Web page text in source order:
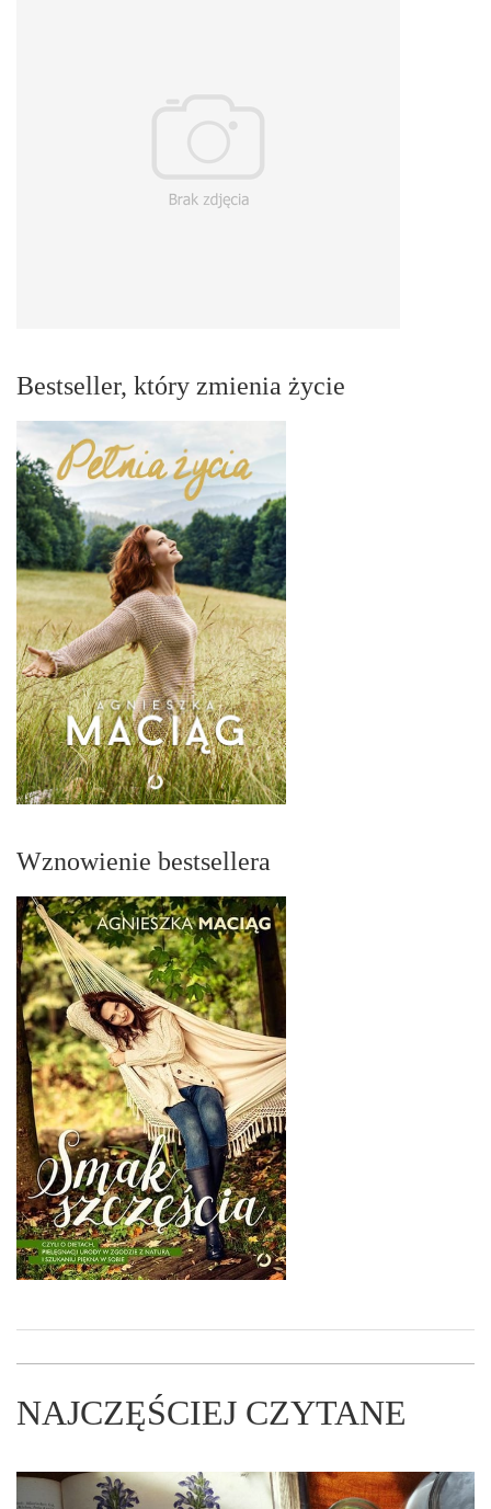
Bestseller, który zmienia życie
Wznowienie bestsellera
NAJCZĘŚCIEJ CZYTANE